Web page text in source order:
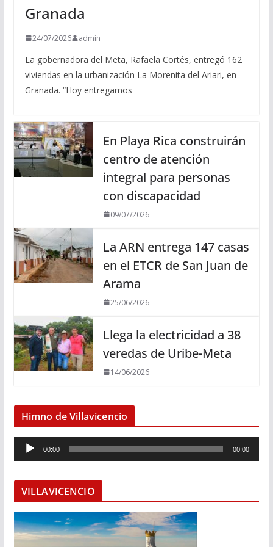
Granada
24/07/2026 admin
La gobernadora del Meta, Rafaela Cortés, entregó 162
viviendas en la urbanización La Morenita del Ariari, en
Granada. “Hoy entregamos
En Playa Rica construirán
centro de atención
integral para personas
con discapacidad
09/07/2026
La ARN entrega 147 casas
en el ETCR de San Juan de
Arama
25/06/2026
Llega la electricidad a 38
veredas de Uribe-Meta
14/06/2026
Himno de Villavicencio
e
o
d
u
00:00 00:00
VILLAVICENCIO